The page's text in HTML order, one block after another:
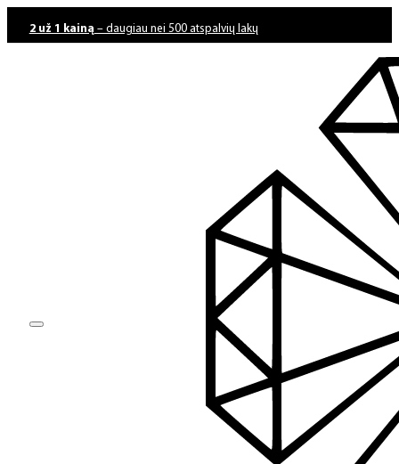
2 už 1 kainą – daugiau nei 500 atspalvių lakų